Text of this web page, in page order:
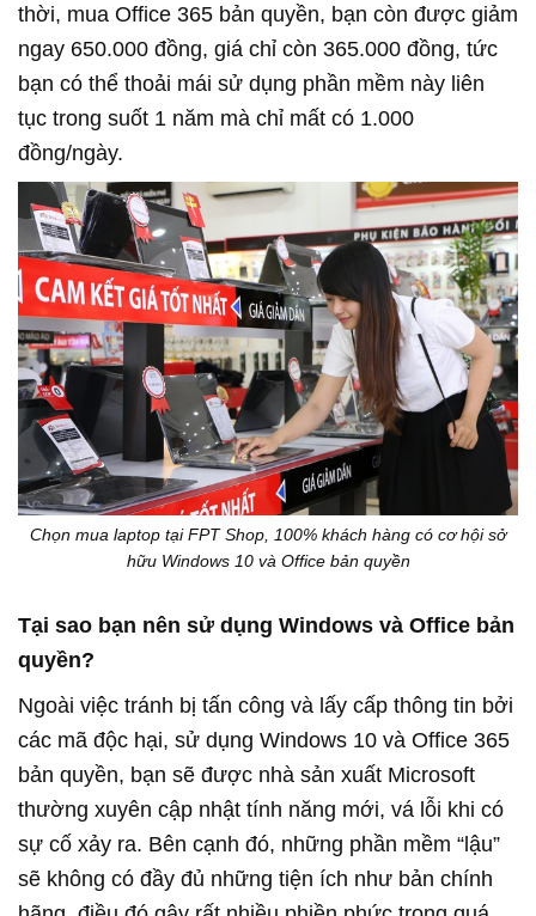
thời, mua Office 365 bản quyền, bạn còn được giảm
ngay 650.000 đồng, giá chỉ còn 365.000 đồng, tức
bạn có thể thoải mái sử dụng phần mềm này liên
tục trong suốt 1 năm mà chỉ mất có 1.000
đồng/ngày.
Chọn mua laptop tại FPT Shop, 100% khách hàng có cơ hội sở
hữu Windows 10 và Office bản quyền
Tại sao bạn nên sử dụng Windows và Office bản
quyền?
Ngoài việc tránh bị tấn công và lấy cấp thông tin bởi
các mã độc hại, sử dụng Windows 10 và Office 365
bản quyền, bạn sẽ được nhà sản xuất Microsoft
thường xuyên cập nhật tính năng mới, vá lỗi khi có
sự cố xảy ra. Bên cạnh đó, những phần mềm “lậu”
sẽ không có đầy đủ những tiện ích như bản chính